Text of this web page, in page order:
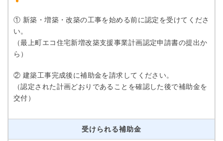
① 新築・増築・改築の工事を始める前に認定を受けてくださ
い。
（最上町エコ住宅新増改築支援事業計画認定申請書の提出か
ら）
② 建築工事完成後に補助金を請求してください。
（認定された計画どおりであることを確認した後で補助金を
交付）
受けられる補助金